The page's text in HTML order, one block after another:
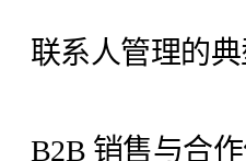
联系人管理的
B2B 销售与合